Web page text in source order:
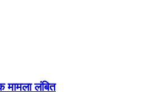
मामला लंबित